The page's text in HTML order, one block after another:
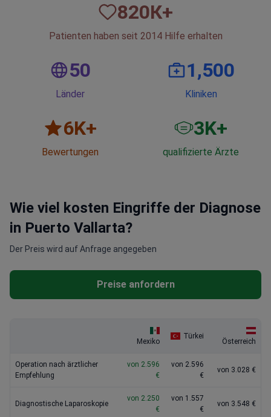
820К+
Patienten haben seit 2014 Hilfe erhalten
50
Länder
1,500
Kliniken
6K+
Bewertungen
3K+
qualifizierte Ärzte
Wie viel kosten Eingriffe der Diagnose
in Puerto Vallarta?
Der Preis wird auf Anfrage angegeben
Preise anfordern
Mexiko
Türkei
Österreich
Operation nach ärztlicher
Empfehlung
von 2.596
€
von 2.596
€
von 3.028 €
Diagnostische Laparoskopie
von 2.250
€
von 1.557
€
von 3.548 €